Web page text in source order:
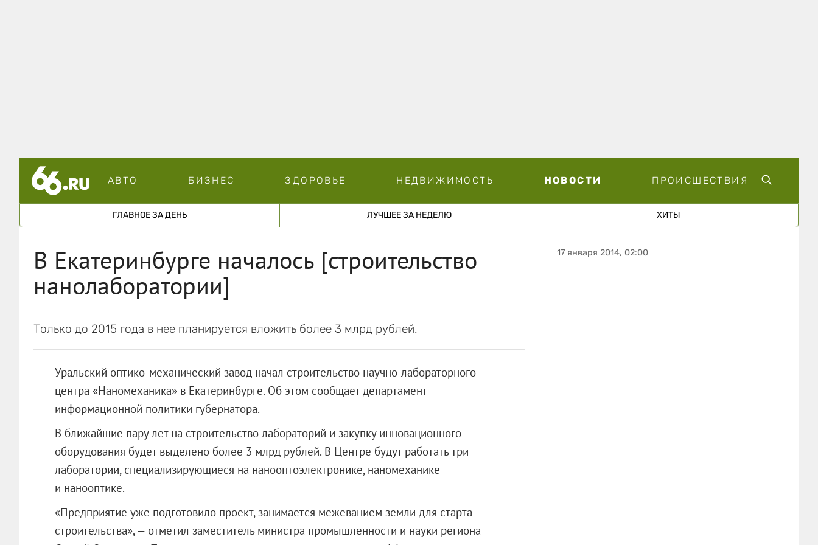
АВТО БИЗНЕС ЗДОРОВЬЕ НЕДВИЖИМОСТЬ НОВОСТИ ПРОИСШЕСТВИЯ
ГЛАВНОЕ ЗА ДЕНЬ ЛУЧШЕЕ ЗА НЕДЕЛЮ ХИТЫ
В Екатеринбурге началось [строительство
нанолаборатории]
Только до 2015 года в нее планируется вложить более 3 млрд рублей.
Уральский оптико-механический завод начал строительство научно-лабораторного
центра «Наномеханика» в Екатеринбурге. Об этом сообщает департамент
информационной политики губернатора.
В ближайшие пару лет на строительство лабораторий и закупку инновационного
оборудования будет выделено более 3 млрд рублей. В Центре будут работать три
лаборатории, специализирующиеся на нанооптоэлектронике, наномеханике
и нанооптике.
«Предприятие уже подготовило проект, занимается межеванием земли для старта
строительства», — отметил заместитель министра промышленности и науки региона
17 января 2014, 02:00